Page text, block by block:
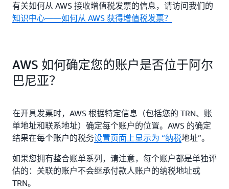
有关如何从 AWS 接收增值税发票的信息，请访问我们的
知识中心——如何从 AWS 获得增值税发票？
AWS 如何确定您的账户是否位于阿尔
巴尼亚？
在开具发票时，AWS 根据特定信息（包括您的 TRN、账
单地址和联系地址）确定每个账户的位置。AWS 的确定
结果在每个账户的税务设置页面上显示为 “纳税地址”。
如果您拥有整合账单系列，请注意，每个账户都是单独评
估的：关联的账户不会继承付款人账户的纳税地址或
TRN。